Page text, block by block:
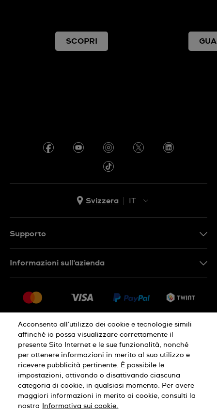
SCOPRI
Svizzera
IT
IT
Supporto
Restituzione
Condizioni di vendita
Diritto di recesso
Informazioni sull'azienda
Carriera
Informativa sulla privacy Cookies
Condizioni di utilizzo Infomazioni legali
Acconsento all’utilizzo dei cookie e tecnologie simili
affinché io possa visualizzare correttamente il
presente Sito Internet e le sue funzionalità, nonché
per ottenere informazioni in merito al suo utilizzo e
ricevere pubblicità pertinente. È possibile le
impostazioni, attivando o disattivando ciascuna
categoria di cookie, in qualsiasi momento. Per avere
maggiori informazioni in merito ai cookie, consulti la
nostra
Informativa sui cookie.